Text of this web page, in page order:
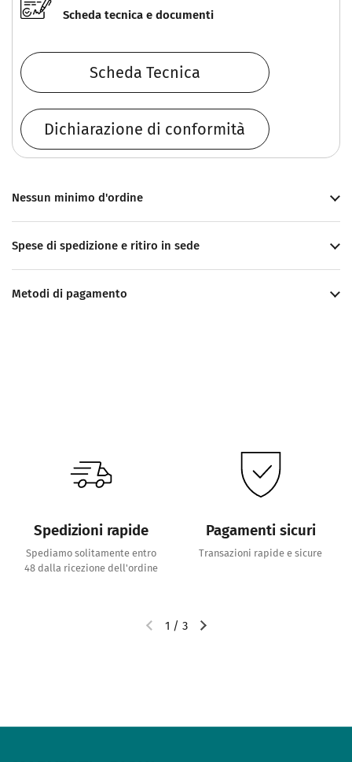
Scheda tecnica e documenti
Scheda Tecnica
Dichiarazione di conformità
Nessun minimo d'ordine
Spese di spedizione e ritiro in sede
Metodi di pagamento
Spedizioni rapide
Spediamo solitamente entro
48 dalla ricezione dell'ordine
Pagamenti sicuri
Transazioni rapide e sicure
1 / 3